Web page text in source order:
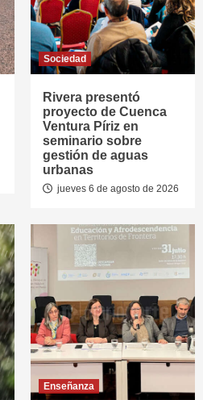
Sociedad
Rivera presentó
proyecto de Cuenca
Ventura Píriz en
seminario sobre
gestión de aguas
urbanas
jueves 6 de agosto de 2026
Enseñanza